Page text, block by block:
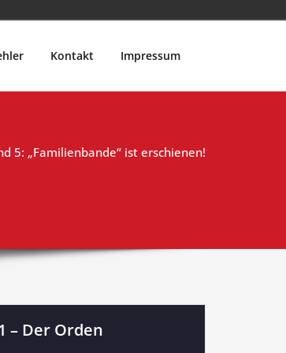
Kontakt Impressum
5: „Familienbande“ ist erschienen!
– Der Orden